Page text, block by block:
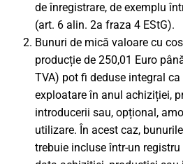
de înregistrare, de exemplu
(art. 6 alin. 2a fraza 4 EStG).
Bunuri de mică valoare cu
producție de 250,01 Euro
TVA) pot fi deduse integral
exploatare în anul achiziției,
introducerii sau, opțional,
utilizare. În acest caz,
trebuie incluse într-un